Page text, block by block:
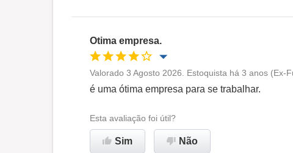
Recomenda esta empresa
Otima empresa.
Oportunidade de promoção
Ambiente de trabalho
Valorado 3 Agosto 2026. Estoquista há 3 anos (Ex-
é uma ótima empresa para se trabalhar.
Esta avaliação foi útil?
Sim Não